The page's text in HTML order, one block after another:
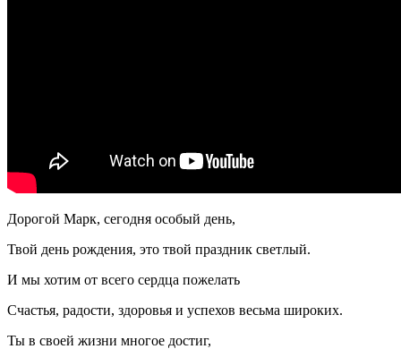
Дорогой Марк, сегодня особый день,
Твой день рождения, это твой праздник светлый.
И мы хотим от всего сердца пожелать
Счастья, радости, здоровья и успехов весьма широких.
Ты в своей жизни многое достиг,